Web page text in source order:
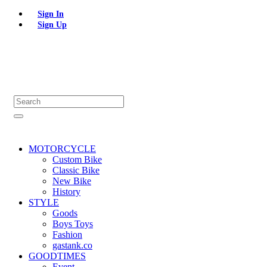
Sign In
Sign Up
MOTORCYCLE
Custom Bike
Classic Bike
New Bike
History
STYLE
Goods
Boys Toys
Fashion
gastank.co
GOODTIMES